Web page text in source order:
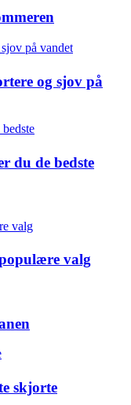
og sjov på
du de bedste
valg
skjorte